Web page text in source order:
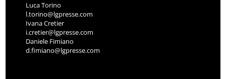
Luca Torino
l.torino@lgpresse.com
Ivana Cretier
i.cretier@lgpresse.com
Daniele Fimiano
d.fimiano@lgpresse.com